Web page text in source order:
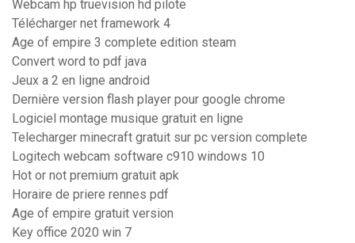
Webcam hp truevision hd pilote
Télécharger net framework 4
Age of empire 3 complete edition steam
Convert word to pdf java
Jeux a 2 en ligne android
Dernière version flash player pour google chrome
Logiciel montage musique gratuit en ligne
Telecharger minecraft gratuit sur pc version complete
Logitech webcam software c910 windows 10
Hot or not premium gratuit apk
Horaire de priere rennes pdf
Age of empire gratuit version
Key office 2020 win 7